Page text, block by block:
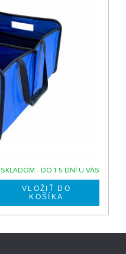
SKLADOM - DO 1-5 DNÍ U VÁS